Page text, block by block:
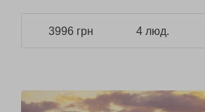
3996 грн 4 люд.